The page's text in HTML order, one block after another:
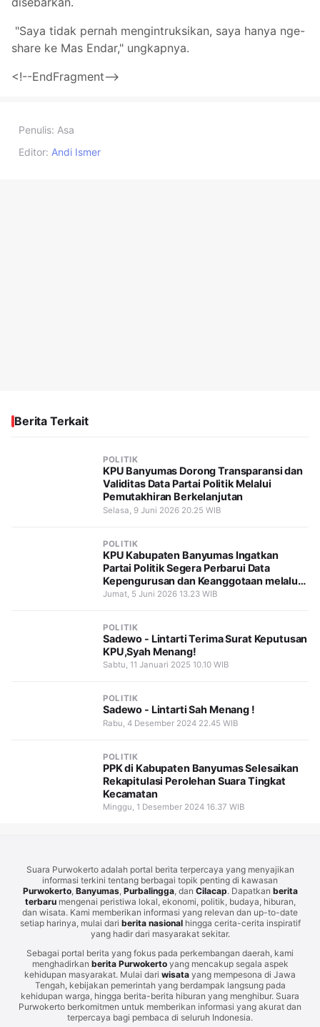
"Saya tidak pernah mengintruksikan, saya hanya nge-
share ke Mas Endar," ungkapnya.
<!--EndFragment-->
Penulis: Asa
Editor: Andi Ismer
Berita Terkait
POLITIK
KPU Banyumas Dorong Transparansi dan
Validitas Data Partai Politik Melalui
Pemutakhiran Berkelanjutan
Selasa, 9 Juni 2026 20.25 WIB
POLITIK
KPU Kabupaten Banyumas Ingatkan
Partai Politik Segera Perbarui Data
Kepengurusan dan Keanggotaan melalui
SIPOL
Jumat, 5 Juni 2026 13.23 WIB
POLITIK
Sadewo - Lintarti Terima Surat Keputusan
KPU,Syah Menang!
Sabtu, 11 Januari 2025 10.10 WIB
POLITIK
Sadewo - Lintarti Sah Menang !
Rabu, 4 Desember 2024 22.45 WIB
POLITIK
PPK di Kabupaten Banyumas Selesaikan
Rekapitulasi Perolehan Suara Tingkat
Kecamatan
Minggu, 1 Desember 2024 16.37 WIB
Suara Purwokerto adalah portal berita terpercaya yang menyajikan
informasi terkini tentang berbagai topik penting di kawasan
Purwokerto, Banyumas, Purbalingga, dan Cilacap. Dapatkan berita
terbarumengenai peristiwa lokal, ekonomi, politik, budaya, hiburan,
dan wisata. Kami memberikan informasi yang relevan dan up-to-date
setiap harinya, mulai dari berita nasionalhingga cerita-cerita inspiratif
yang hadir dari masyarakat sekitar.
Sebagai portal berita yang fokus pada perkembangan daerah, kami
menghadirkan berita Purwokertoyang mencakup segala aspek
kehidupan masyarakat. Mulai dari wisata yang mempesona di Jawa
Tengah, kebijakan pemerintah yang berdampak langsung pada
kehidupan warga, hingga berita-berita hiburan yang menghibur. Suara
Purwokerto berkomitmen untuk memberikan informasi yang akurat dan
terpercaya bagi pembaca di seluruh Indonesia.